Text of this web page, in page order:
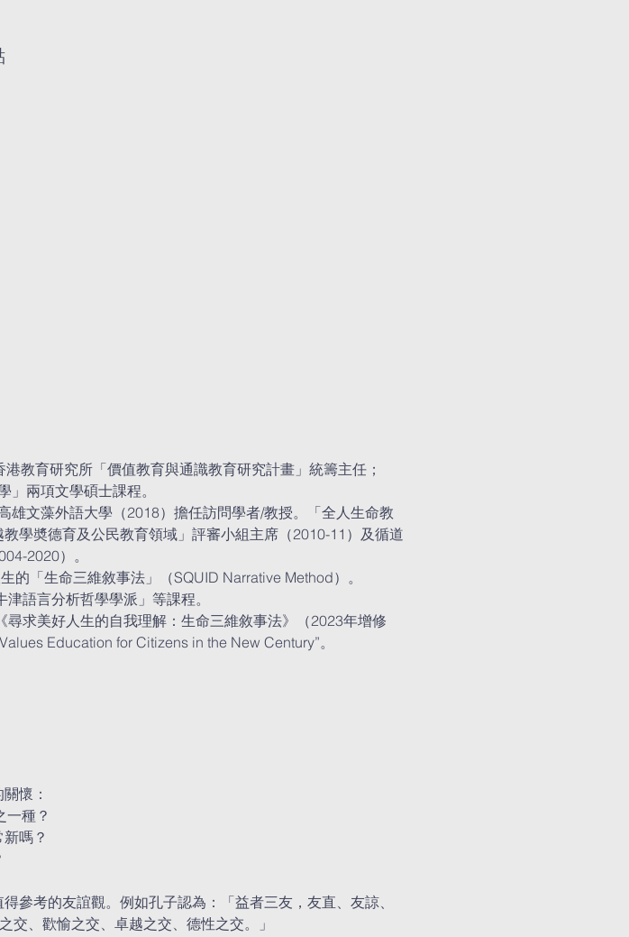
教育研究所「價值教育與通識教育研究計畫」統籌主任；
兩項文學碩士課程。
文藻外語大學（2018）擔任訪問學者/教授。「全人生命教
學奬德育及公民教育領域」評審小組主席（2010-11）及循道
2020）。
「生命三維敘事法」（SQUID Narrative Method）。
語言分析哲學學派」等課程。
求美好人生的自我理解：生命三維敘事法》（2023年增修
Education for Citizens in the New Century”。
懷：
種？
嗎？
參考的友誼觀。例如孔子認為：「益者三友，友直、友諒、
、歡愉之交、卓越之交、德性之交。」